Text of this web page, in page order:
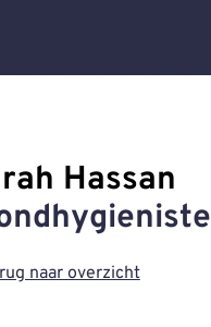
Hassan
naar overzicht